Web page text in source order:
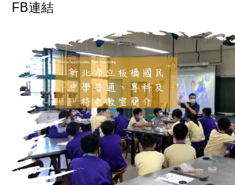
FB連結